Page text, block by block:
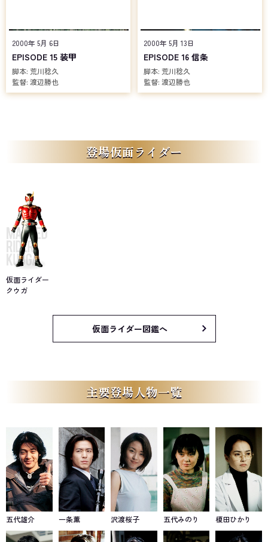
2000年 5月 6日
EPISODE 15 装甲
脚本: 荒川稔久
監督: 渡辺勝也
2000年 5月 13日
EPISODE 16 信条
脚本: 荒川稔久
監督: 渡辺勝也
登場仮面ライダー
仮面ライダー
クウガ
仮面ライダー図鑑へ
主要登場人物一覧
五代雄介 一条薫 沢渡桜子 五代みのり 榎田ひかり